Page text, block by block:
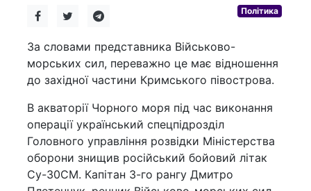
Політика
За словами представника Військово-
морських сил, переважно це має відношення
до західної частини Кримського півострова.
В акваторії Чорного моря під час виконання
операції український спецпідрозділ
Головного управління розвідки Міністерства
оборони знищив російський бойовий літак
Су-30СМ. Капітан 3-го рангу Дмитро